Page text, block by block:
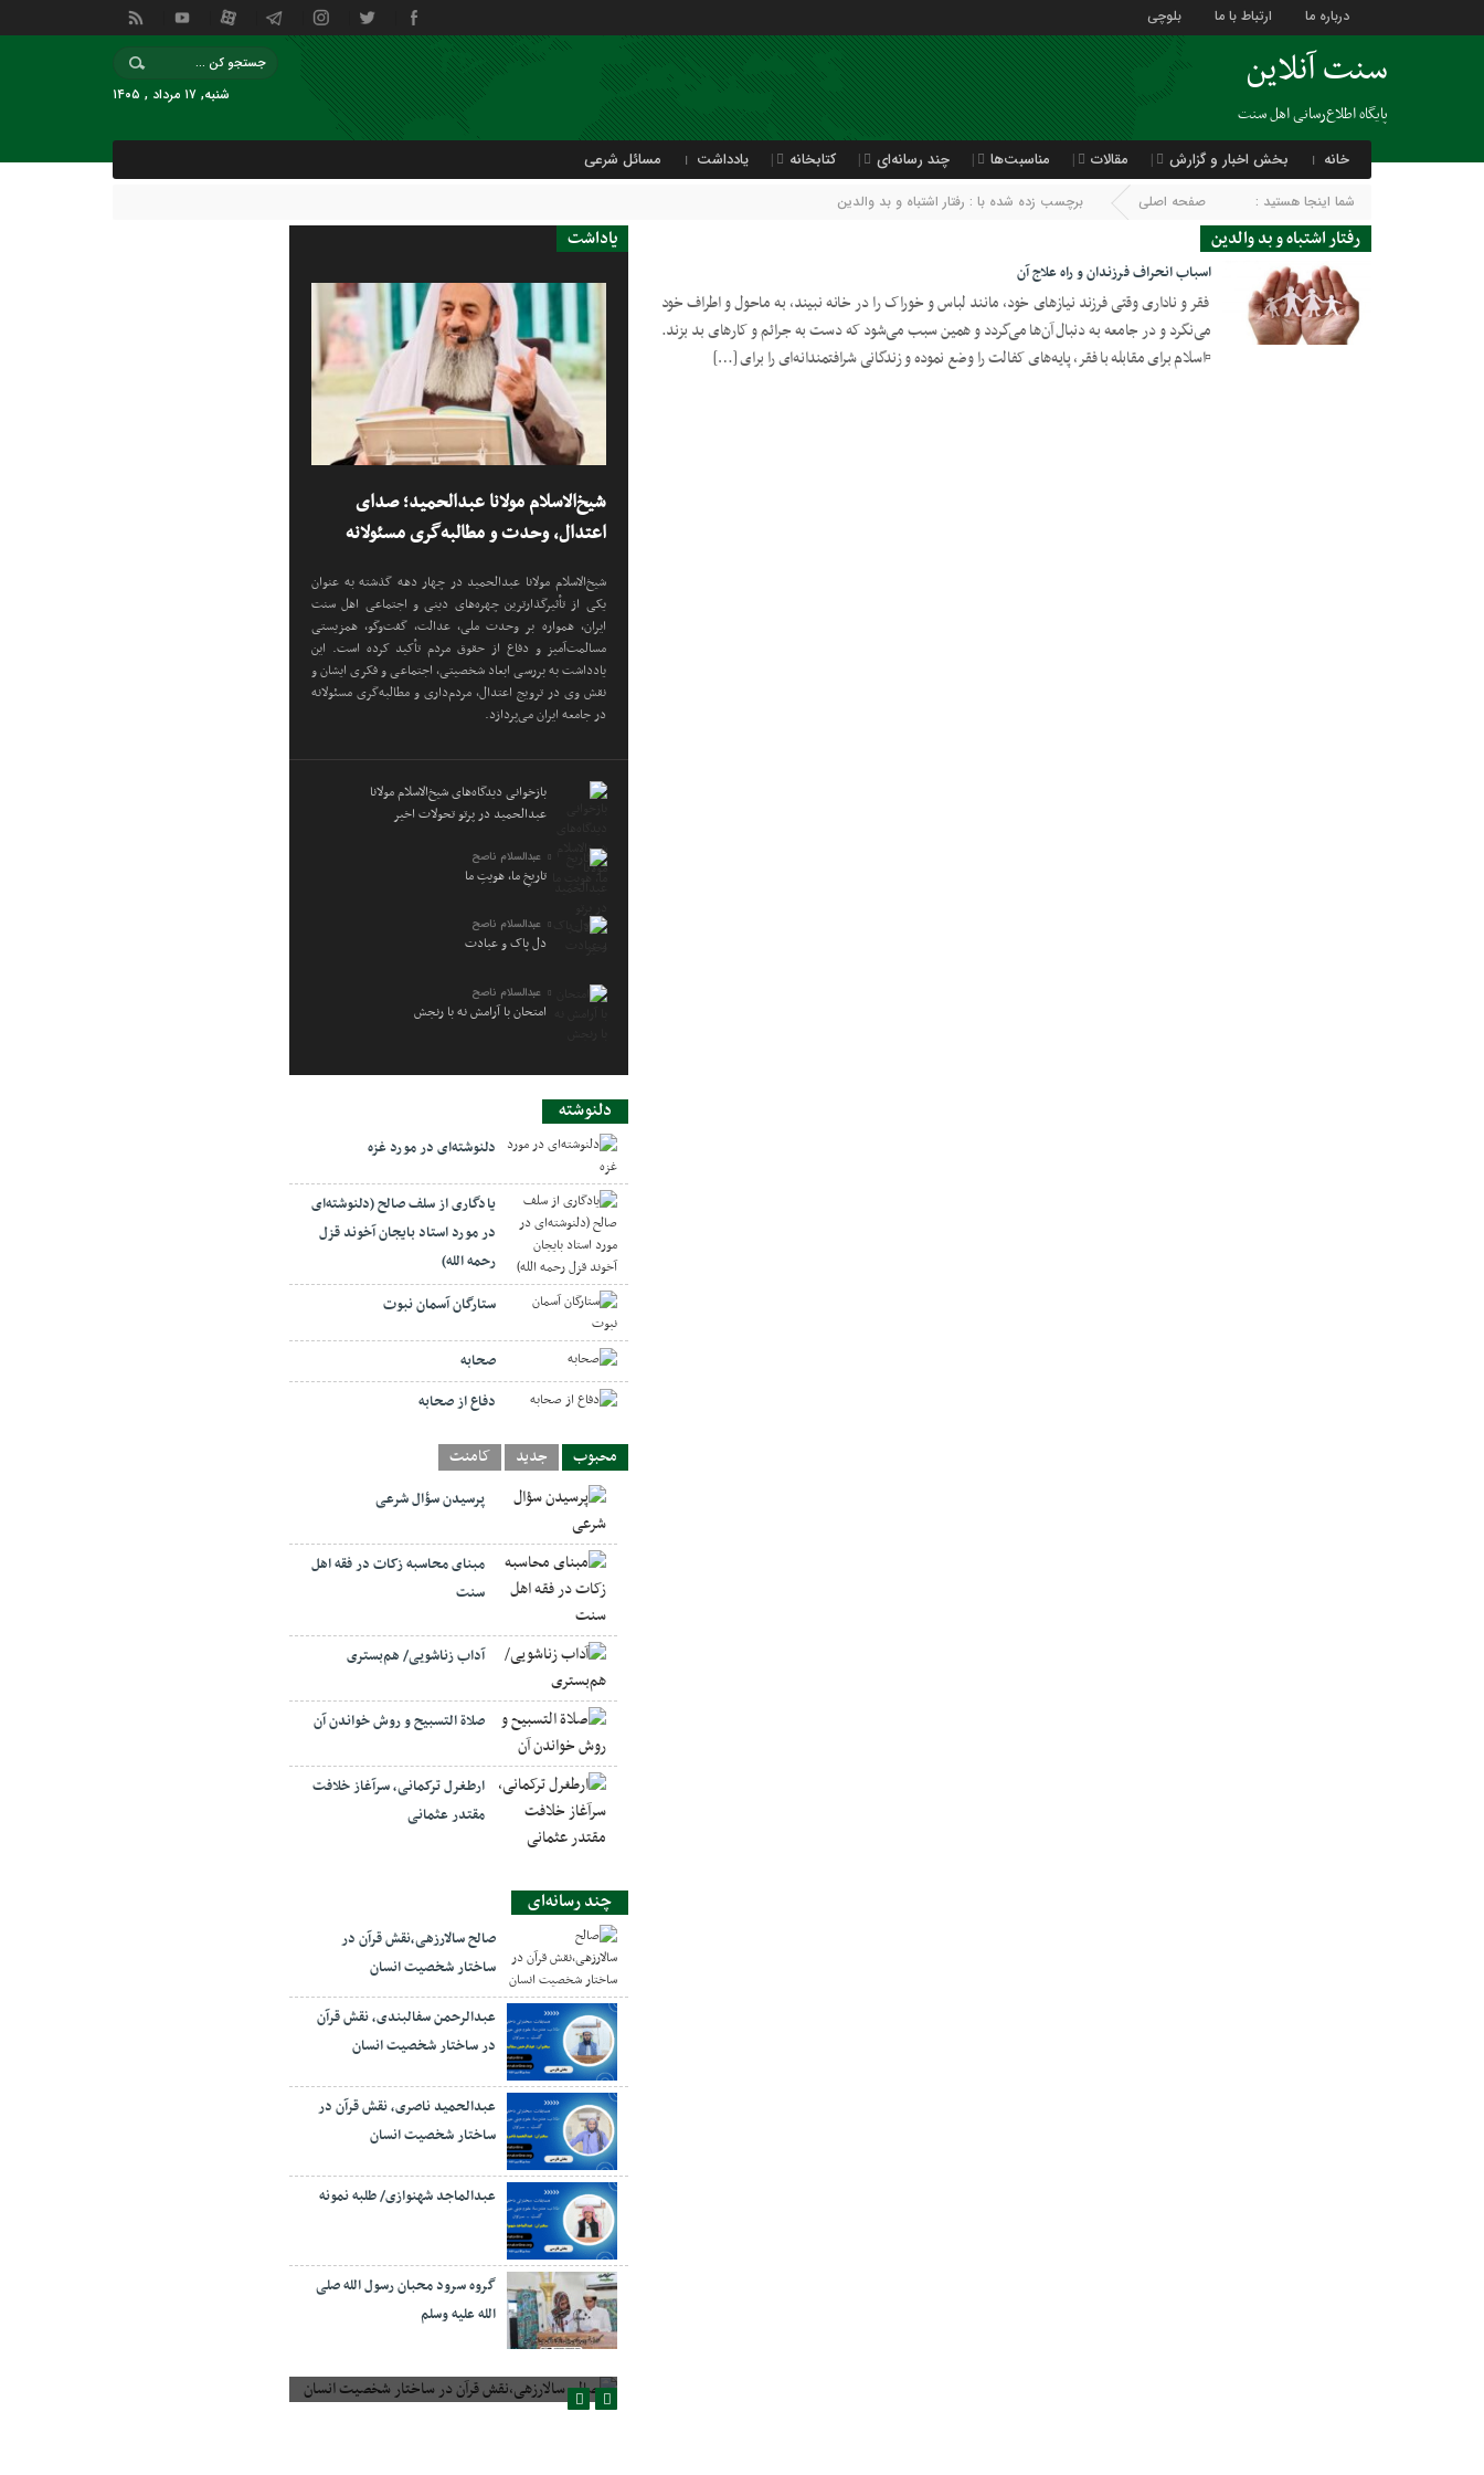
درباره ما ارتباط با ما بلوچی
سنت آنلاین
پایگاه اطلاع‌رسانی اهل سنت
شنبه, ۱۷ مرداد , ۱۴۰۵
خانه بخش اخبار و گزارش مقالات مناسبت‌ها چند رسانه‌ای کتابخانه یادداشت مسائل شرعی
شما اینجا هستید : صفحه اصلی برچسب زده شده با : رفتار اشتباه و بد والدین
رفتار اشتباه و بد والدین
23 آگوست 2020
اسباب انحراف فرزندان و راه علاج آن
فقر و ناداری وقتی فرزند نیازهای خود، مانند لباس و خوراک را در خانه نبیند، به ماحول و اطراف خود
می‌نگرد و در جامعه به دنبال آن‌ها می‌گردد و همین سبب می‌شود که دست به جرائم و کارهای بد بزند.
▫️اسلام برای مقابله با فقر، پایه‌های کفالت را وضع نموده و زندگانی شرافتمندانه‌ای را برای […]
یاداشت
شیخ‌الاسلام مولانا عبدالحمید؛ صدای
اعتدال، وحدت و مطالبه‌گری مسئولانه
شیخ‌الاسلام مولانا عبدالحمید در چهار دهه گذشته به عنوان
یکی از تأثیرگذارترین چهره‌های دینی و اجتماعی اهل سنت
ایران، همواره بر وحدت ملی، عدالت، گفت‌وگو، همزیستی
مسالمت‌آمیز و دفاع از حقوق مردم تأکید کرده است. این
یادداشت به بررسی ابعاد شخصیتی، اجتماعی و فکری ایشان و
نقش وی در ترویج اعتدال، مردم‌داری و مطالبه‌گری مسئولانه
در جامعه ایران می‌پردازد.
بازخوانی دیدگاه‌های شیخ‌الاسلام مولانا
عبدالحمید در پرتو تحولات اخیر
عبدالسلام ناصح
تاریخِ ما، هویتِ ما
عبدالسلام ناصح
دل پاک و عبادت
عبدالسلام ناصح
امتحان با آرامش نه با رنجش
دلنوشته
دلنوشته‌ای در مورد غزه
یادگاری از سلف صالح (دلنوشته‌ای
در مورد استاد بایجان آخوند قزل
رحمه الله)
ستارگان آسمان نبوت
صحابه
دفاع از صحابه
محبوب جدید کامنت
پرسیدن سؤال شرعی
مبنای محاسبه زکات در فقه اهل
سنت
آداب زناشویی/ هم‌بستری
صلاة التسبيح و روش خواندن آن
ارطغرل ترکمانی، سرآغاز خلافت
مقتدر عثمانی
چند رسانه‌ای
صالح سالارزهی،‌نقش قرآن در
ساختار شخصیت انسان
عبدالرحمن سفالبندی، نقش قرآن
در ساختار شخصیت انسان
عبدالحمید ناصری، نقش قرآن در
ساختار شخصیت انسان
عبدالماجد شهنوازی/ طلبه نمونه
گروه سرود محبان رسول الله صلی
الله علیه وسلم
صالح سالارزهی،‌نقش قرآن در ساختار شخصیت انسان